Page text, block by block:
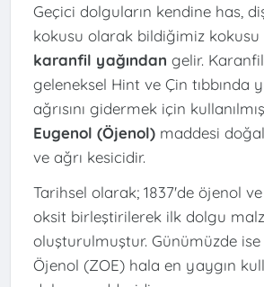
Geçici dolguların kendine has,
kokusu olarak bildiğimiz kokusu
karanfil yağından gelir. Karanfil
geleneksel Hint ve Çin tıbbında
ağrısını gidermek için
Eugenol (Öjenol)maddesi
ve ağrı kesicidir.
Tarihsel olarak; 1837'de öjenol
oksit birleştirilerek ilk dolgu
oluşturulmuştur. Günümüzde
Öjenol (ZOE) hala en yaygın